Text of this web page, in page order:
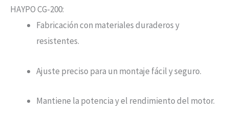
HAYPO CG-200:
Fabricación con materiales duraderos y
resistentes.
Ajuste preciso para un montaje fácil y seguro.
Mantiene la potencia y el rendimiento del motor.